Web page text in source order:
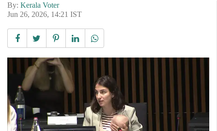
By: Kerala Voter
Jun 26, 2026, 14:21 IST